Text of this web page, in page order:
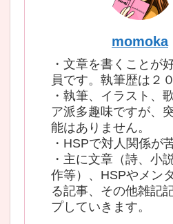
momoka
・文章を書くことが
員です。執筆歴は２
・執筆、イラスト、
ア派多趣味ですが、
能はありません。
・HSPで対人関係が
・主に文章（詩、小
作等）、HSPやメン
る記事、その他雑記
プしていきます。